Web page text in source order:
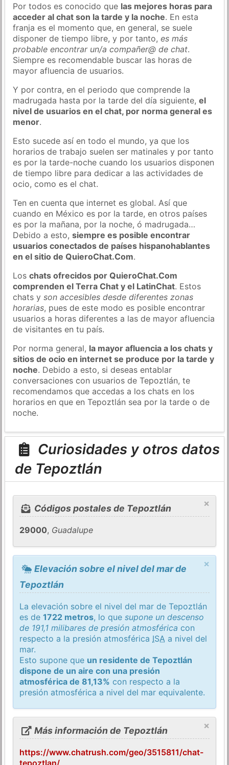
Por todos es conocido que las mejores horas para
acceder al chat son la tarde y la noche. En esta
franja es el momento que, en general, se suele
disponer de tiempo libre, y por tanto,es más
probable encontrar un/a compañer@ de chat.
Siempre es recomendable buscar las horas de
mayor afluencia de usuarios.
Y por contra, en el periodo que comprende la
madrugada hasta por la tarde del día siguiente,el
nivel de usuarios en el chat, por norma general es
menor.
Esto sucede así en todo el mundo, ya que los
horarios de trabajo suelen ser matinales y por tanto
es por la tarde-noche cuando los usuarios disponen
de tiempo libre para dedicar a las actividades de
ocio, como es el chat.
Ten en cuenta que internet es global. Así que
cuando en México es por la tarde, en otros países
es por la mañana, por la noche, ó madrugada…
Debido a esto,siempre es posible encontrar
usuarios conectados de países hispanohablantes
en el sitio de QuieroChat.Com.
Loschats ofrecidos por QuieroChat.Com
comprenden el Terra Chat y el LatinChat. Estos
chats yson accesibles desde diferentes zonas
horarias, pues de este modo es posible encontrar
usuarios a horas diferentes a las de mayor afluencia
de visitantes en tu país.
Por norma general, la mayor afluencia a los chats y
sitios de ocio en internet se produce por la tarde y
noche. Debido a esto, si deseas entablar
conversaciones con usuarios de Tepoztlán, te
recomendamos que accedas a los chats en los
horarios en que en Tepoztlán sea por la tarde o de
noche.
Curiosidades y otros datos
de Tepoztlán
×
Códigos postales de Tepoztlán
29000, Guadalupe
×
Elevación sobre el nivel del mar de
Tepoztlán
La elevación sobre el nivel del mar de Tepoztlán
es de1722 metros, lo quesupone un descenso
de 191,1 milibares de presión atmosférica con
respecto a la presión atmosférica ISA a nivel del
mar.
Esto supone que un residente de Tepoztlán
dispone de un aire con una presión
atmosférica de 81,13% con respecto a la
presión atmosférica a nivel del mar equivalente.
×
Más información de Tepoztlán
https://www.chatrush.com/geo/3515811/chat-
tepoztlan/